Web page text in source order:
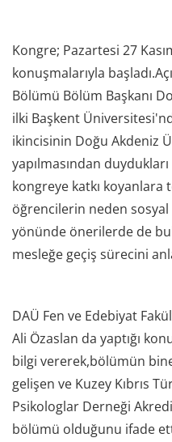
Kongre; Pazartesi 27
konuşmalarıyla
Bölümü Bölüm Başkanı
ilki Başkent
ikincisinin Doğu Akdeniz
yapılmasından
kongreye katkı
öğrencilerin neden
yönünde önerilerde de
mesleğe geçiş sürecini
DAÜ Fen ve Edebiyat
Ali Özaslan da yaptığı
bilgi vererek,bölümün
gelişen ve Kuzey Kıbrıs
Psikologlar Derneği
bölümü olduğunu ifade